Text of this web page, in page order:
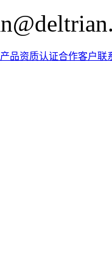
品资质认证合作客户联